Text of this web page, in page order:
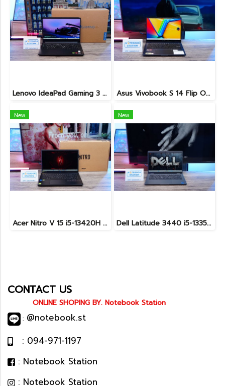
Lenovo IdeaPad Gaming 3 Ryzen5-5500H RAM16 RTX2050(4GB) 512GB M.2 จอ15.6 FHD 144Hz สเปคเกมมิ่ง คีย์บอร์ดไฟสีRGB เครื่องพร้อมใช้งาน ราคาเพียง 16,900.- Asus Vivobook S 14 Flip OLED ทัชกรีนหมุนจอ360องศา Ryzen7-7730U Ram24 SSD512GB จอ14 2.8K OLED 90Hz จอภาพสวยคมชัดมาก ดีไซน์สวยทันสมัย ราคา 18,990.-
New
Acer Nitro V 15 i5-13420H Ram16 RTX2050(4GB) SSD512GB จอ15.6นิ้ว FHD 144Hz เกมมิ่งรุ่นใหม่ ดีไซน์ฝาหลังสุดเท่ มีประกันศูนย์2027 เครื่องพร้อมใช้งาน ราคาสุดคุ้มเพียง 17,990.-
New
Dell Latitude 3440 i5-1335U Ram8 SSD512 จอ14นิ้ว สเปคดี คีย์บอร์ดไฟ เครื่องประมวลผลไวพร้อมใช้งาน เพียง 13,990.-
CONTACT US
ONLINE SHOPING BY. Notebook Station
: @notebook.st
: 094-971-1197
: Notebook Station
: Notebook Station